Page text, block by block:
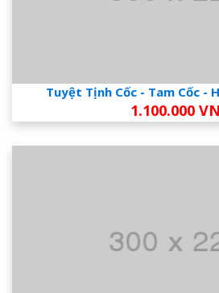
Tuyệt Tịnh Cốc - Tam Cốc -
1.100.000